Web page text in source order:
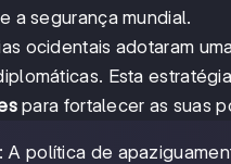
a segurança mundial.
ocidentais adotaram
Esta
para fortalecer as suas
: A política de